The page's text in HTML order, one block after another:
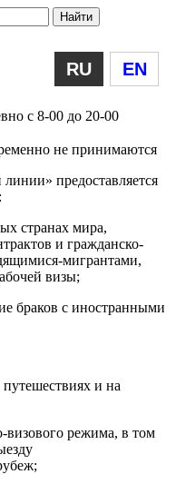
RU EN
не принимаются
предоставляется
странах мира,
и гражданско-
мигрантами,
визы;
браков с иностранными
путешествиях и на
визового режима, в том